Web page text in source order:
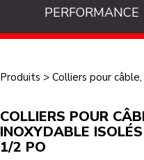
PERFORMANCE
Produits > Colliers pour
COLLIERS POUR
INOXYDABLE
1/2 PO